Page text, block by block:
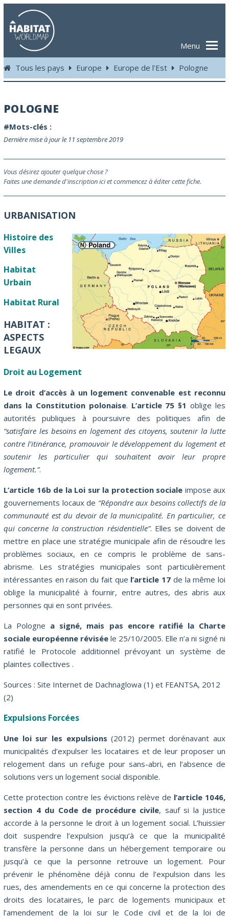
Menu
Tous les pays Europe Europe de l'Est Pologne
POLOGNE
#Mots-clés :
Dernière mise à jour le 11 septembre 2019
Vous désirez ajouter quelque chose ?
Faites une demande d'inscription ici et commencez à éditer cette fiche.
URBANISATION
Histoire des
Villes
Habitat
Urbain
Habitat Rural
HABITAT :
ASPECTS
LEGAUX
Droit au Logement
Le droit d’accès à un logement convenable est reconnu
dans la Constitution polonaise. L’article 75 §1 oblige les
autorités publiques à poursuivre des politiques afin de
“satisfaire les besoins en logement des citoyens, soutenir la lutte
contre l’itinérance, promouvoir le développement du logement et
soutenir les particulier qui souhaitent avoir leur propre
logement.”.
L’article 16b de la Loi sur la protection sociale impose aux
gouvernements locaux de “Répondre aux besoins collectifs de la
communauté est du devoir de la municipalité. En particulier, ce
qui concerne la construction résidentielle”. Elles se doivent de
mettre en place une stratégie municipale afin de résoudre les
problèmes sociaux, en ce compris le problème de sans-
abrisme. Les stratégies municipales sont particulièrement
intéressantes en raison du fait que l’article 17 de la même loi
oblige la municipalité à fournir, entre autres, des abris aux
personnes qui en sont privées.
La Pologne a signé, mais pas encore ratifié la Charte
sociale européenne révisée le 25/10/2005. Elle n’a ni signé ni
ratifié le Protocole additionnel prévoyant un système de
plaintes collectives .
Sources : Site Internet de Dachnaglowa (1) et FEANTSA, 2012
(2)
Expulsions Forcées
Une loi sur les expulsions (2012) permet dorénavant aux
municipalités d’expulser les locataires et de leur proposer un
relogement dans un refuge pour sans-abri, en l’absence de
solutions vers un logement social disponible.
Cette protection contre les évictions relève de l’article 1046,
section 4 du Code de procédure civile, sauf si la justice
accorde à la personne le droit à un logement social. L’huissier
doit suspendre l’expulsion jusqu’à ce que la municipalité
transfère la personne dans un hébergement temporaire ou
jusqu’à ce que la personne retrouve un logement. Pour
prévenir le phénomène déjà connu de l’expulsion dans les
rues, des amendements en ce qui concerne la protection des
droits des locataires, le parc de logements municipaux et
l’amendement de la loi sur le Code civil et de la loi de